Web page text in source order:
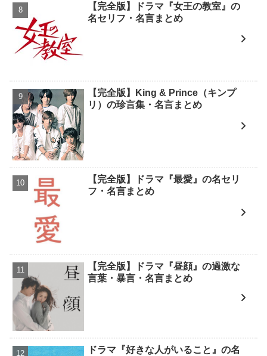
【完全版】ドラマ『女王の教室』の
名セリフ・名言まとめ
【完全版】King & Prince（キンプ
リ）の珍言集・名言まとめ
【完全版】ドラマ『最愛』の名セリ
フ・名言まとめ
【完全版】ドラマ『昼顔』の過激な
言葉・暴言・名言まとめ
ドラマ『好きな人がいること』の名